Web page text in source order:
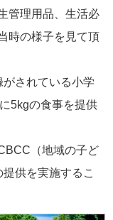
管理用品、生活必
時の様子を見て頂
されている小学
5kgの食事を提供
（地域の子ど
供を実施するこ